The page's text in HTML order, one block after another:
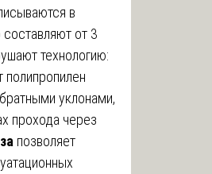
в
от 3
технологию:
уклонами,
прохода через
позволяет